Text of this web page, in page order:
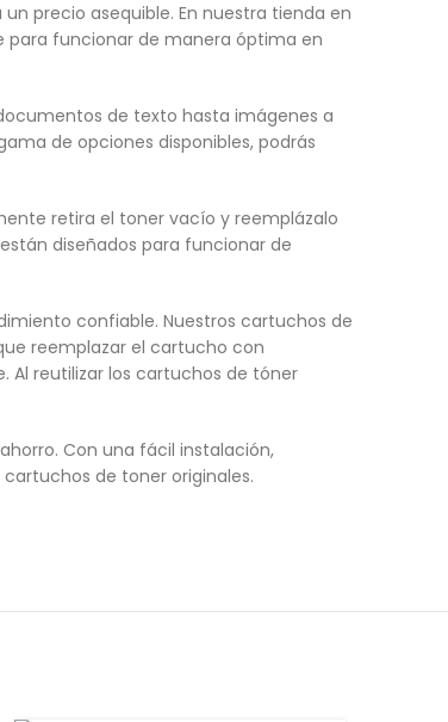
precio asequible. En nuestra tienda en
para funcionar de manera óptima en
de texto hasta imágenes a
de opciones disponibles, podrás
retira el toner vacío y reemplázalo
diseñados para funcionar de
confiable. Nuestros cartuchos de
reemplazar el cartucho con
Al reutilizar los cartuchos de tóner
Con una fácil instalación,
de toner originales.